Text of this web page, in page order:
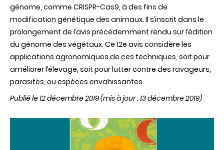
génome, comme CRISPR-Cas9, à des fins de
modification génétique des animaux. Il s’inscrit dans le
prolongement de l’avis précédemment rendu sur l’édition
du génome des végétaux. Ce 12e avis considère les
applications agronomiques de ces techniques, soit pour
améliorer l’élevage, soit pour lutter contre des ravageurs,
parasites, ou espèces envahissantes.
Publié le 12 décembre 2019(mis à jour : 13 décembre 2019)